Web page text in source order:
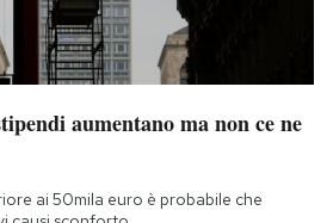
aumentano ma non ce ne
ai 50mila euro è probabile che